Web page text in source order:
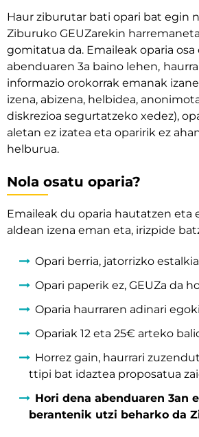
Haur ziburutar bati opari bat egin
Ziburuko GEUZarekin
gomitatua da. Emaileak oparia osa
abenduaren 3a baino lehen,
informazio orokorrak emanak
izena, abizena, helbidea,
diskrezioa segurtatzeko xedez),
aletan ez izatea eta oparirik ez
helburua.
Nola osatu oparia?
Emaileak du oparia hautatzen eta
aldean izena eman eta, irizpide
Opari berria, jatorrizko
Opari paperik ez, GEUZa da
Oparia haurraren adinari
Opariak 12 eta 25€ arteko
Horrez gain, haurrari
ttipi bat idaztea proposatua
Hori dena abenduaren 3an
berantenik utzi beharko da